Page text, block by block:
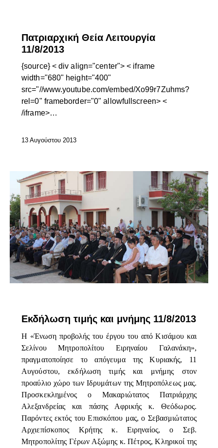
Πατριαρχική Θεία Λειτουργία
11/8/2013
{source} < div align="center"> < iframe
width="680" height="400"
src="//www.youtube.com/embed/Xo99r7Zuhms?
rel=0" frameborder="0" allowfullscreen> <
/iframe>…
13 Αυγούστου 2013
Εκδήλωση τιμής και μνήμης 11/8/2013
Η «Ένωση προβολής του έργου του από Κισάμου και
Σελίνου Μητροπολίτου Ειρηναίου Γαλανάκη»,
πραγματοποίησε το απόγευμα της Κυριακής, 11
Αυγούστου, εκδήλωση τιμής και μνήμης στον
προαύλιο χώρο των Ιδρυμάτων της Μητροπόλεως μας.
Προσκεκλημένος ο Μακαριώτατος Πατριάρχης
Αλεξανδρείας και πάσης Αφρικής κ. Θεόδωρος.
Παρόντες εκτός του Επισκόπου μας, ο Σεβασμιώτατος
Αρχιεπίσκοπος Κρήτης κ. Ειρηναίος, ο Σεβ.
Μητροπολίτης Γέρων Αξώμης κ. Πέτρος, Κληρικοί της